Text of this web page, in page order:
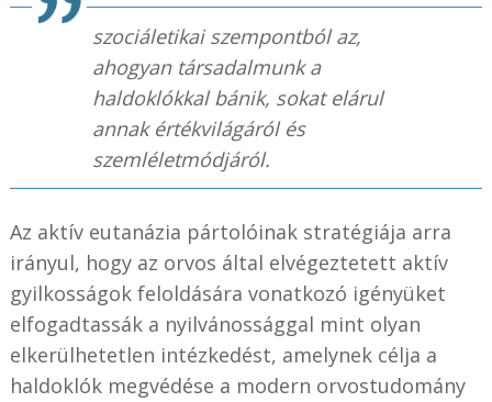
szociáletikai szempontból az,
ahogyan társadalmunk a
haldoklókkal bánik, sokat elárul
annak értékvilágáról és
szemléletmódjáról.
Az aktív eutanázia pártolóinak stratégiája arra
irányul, hogy az orvos által elvégeztetett aktív
gyilkosságok feloldására vonatkozó igényüket
elfogadtassák a nyilvánossággal mint olyan
elkerülhetetlen intézkedést, amelynek célja a
haldoklók megvédése a modern orvostudomány